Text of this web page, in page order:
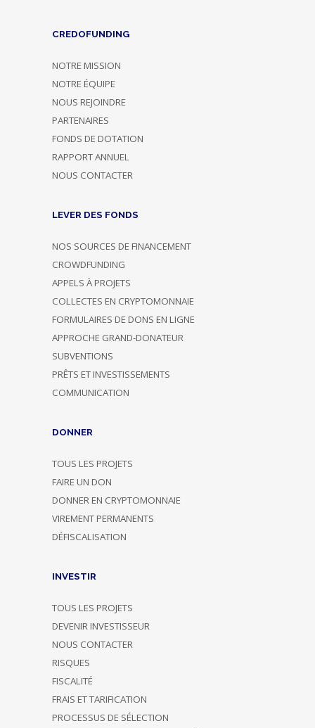
CREDOFUNDING
NOTRE MISSION
NOTRE ÉQUIPE
NOUS REJOINDRE
PARTENAIRES
FONDS DE DOTATION
RAPPORT ANNUEL
NOUS CONTACTER
LEVER DES FONDS
NOS SOURCES DE FINANCEMENT
CROWDFUNDING
APPELS À PROJETS
COLLECTES EN CRYPTOMONNAIE
FORMULAIRES DE DONS EN LIGNE
APPROCHE GRAND-DONATEUR
SUBVENTIONS
PRÊTS ET INVESTISSEMENTS
COMMUNICATION
DONNER
TOUS LES PROJETS
FAIRE UN DON
DONNER EN CRYPTOMONNAIE
VIREMENT PERMANENTS
DÉFISCALISATION
INVESTIR
TOUS LES PROJETS
DEVENIR INVESTISSEUR
NOUS CONTACTER
RISQUES
FISCALITÉ
FRAIS ET TARIFICATION
PROCESSUS DE SÉLECTION